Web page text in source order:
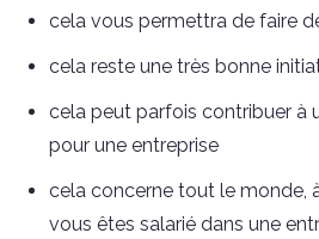
cela vous permettra de faire
cela reste une très bonne
cela peut parfois contribuer à
pour une entreprise
cela concerne tout le monde,
vous êtes salarié dans une